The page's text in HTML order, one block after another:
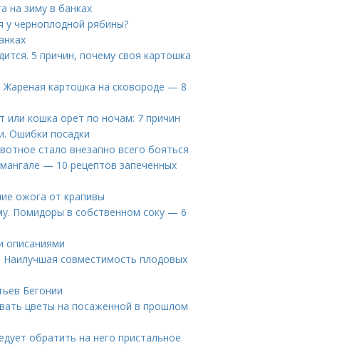
на зиму в банках
у черноплодной рябины?
5 причин, почему своя картошка
картошка на сковороде — 8
или кошка орет по ночам: 7 причин
Ошибки посадки
стало внезапно всего бояться
— 10 рецептов запеченных
ожога от крапивы
Помидоры в собственном соку — 6
описаниями
Наилучшая совместимость плодовых
Бегонии
цветы на посаженной в прошлом
обратить на него пристальное